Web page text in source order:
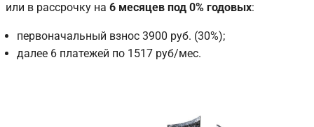
или в рассрочку на 6 месяцев под 0% годовых:
первоначальный взнос 3900 руб. (30%);
далее 6 платежей по 1517 руб/мес.